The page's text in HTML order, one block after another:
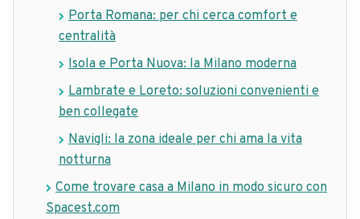
Porta Romana: per chi cerca comfort e
centralità
Isola e Porta Nuova: la Milano moderna
Lambrate e Loreto: soluzioni convenienti e
ben collegate
Navigli: la zona ideale per chi ama la vita
notturna
Come trovare casa a Milano in modo sicuro con
Spacest.com